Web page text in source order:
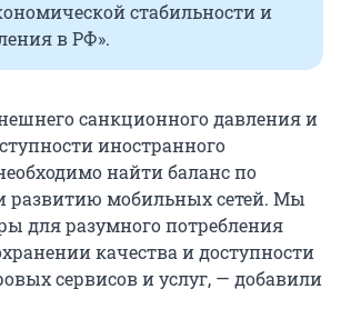
стабильности и
в РФ».
санкционного давления и
иностранного
найти баланс по
развитию мобильных сетей. Мы
для разумного потребления
качества и доступности
сервисов и услуг, — добавили